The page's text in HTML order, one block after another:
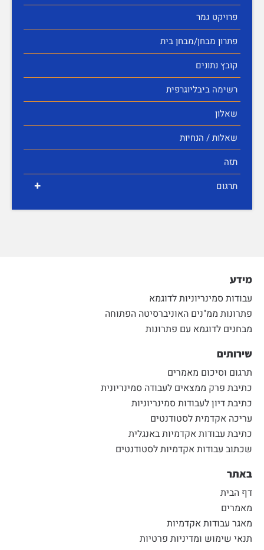
פרויקט גמר
פתרון מבחן/מבחן בית
קובץ נתונים
רשימה ביבליוגרפית
שאלון
שאלות / הנחיות
תזה
+ תרגום
מידע
עבודות סמינריוניות לדוגמא
פתרונות ממ"נים האוניברסיטה הפתוחה
מבחנים לדוגמא עם פתרונות
שירותים
תרגום וסיכום מאמרים
כתיבת פרק ממצאים לעבודה סמינריונית
כתיבת דיון לעבודות סמינריוניות
עריכה אקדמית לסטודנטים
כתיבת עבודות אקדמיות באנגלית
שכתוב עבודות אקדמיות לסטודנטים
באתר
דף הבית
מאמרים
מאגר עבודות אקדמיות
תנאי שימוש ומדיניות פרטיות